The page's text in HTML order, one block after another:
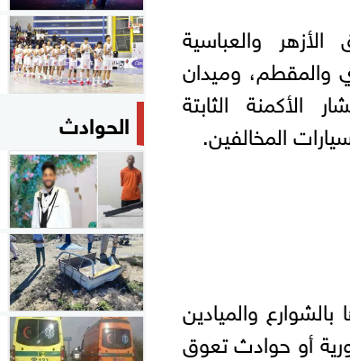
والعباسية
والمقطم، وميدان
الثابتة
المخالفين.
والميادين
أو حوادث تعوق
الحوادث